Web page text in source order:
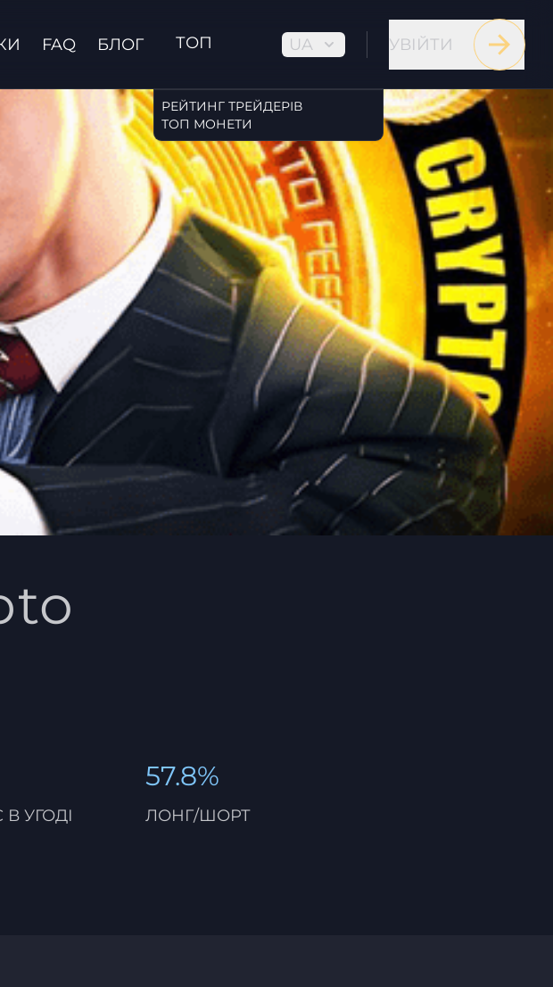
FAQ БЛОГ ТОП
РЕЙТИНГ ТРЕЙДЕРІВ
ТОП МОНЕТИ
UA УВІЙТИ
УГОДІ
57.8%
ЛОНГ/ШОРТ